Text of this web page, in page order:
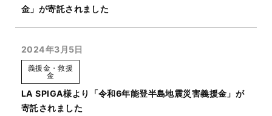
金」が寄託されました
2024年3月5日
義援金・救援
金
LA SPIGA様より「令和6年能登半島地震災害義援金」が
寄託されました